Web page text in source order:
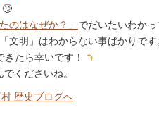
🙄
のはなぜか？」 でだいたいわかっ
文明」はわからない事ばかりです
たら幸いです！
くださいね。